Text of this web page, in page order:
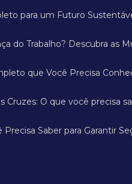
para um Futuro
do Trabalho? Descubra as
que Você Precisa
Cruzes: O que você precisa
Precisa Saber para Garantir